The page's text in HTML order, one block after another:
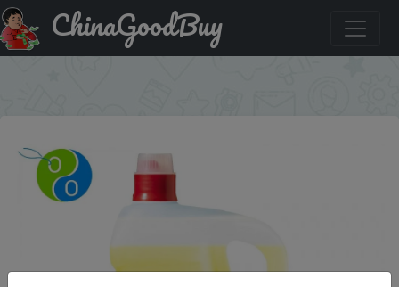
Купити по знижці 23BF200 Средство для мытья посуды
Fairy Professional Сочный лимон 5 л.
ChinaGoodBuy